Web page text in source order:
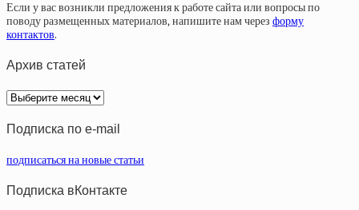
Если у вас возникли предложения к работе сайта или вопросы по
поводу размещенных материалов, напишите нам через форму
контактов.
Архив статей
Архив
статей
Подписка по e-mail
подписаться на новые статьи
Подписка вКонтакте